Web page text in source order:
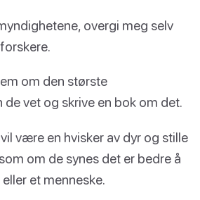
overgi meg selv
om den største
de vet og skrive en bok om det.
være en hvisker av dyr og stille
om de synes det er bedre å
et menneske.